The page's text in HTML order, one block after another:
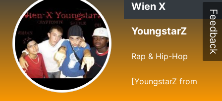
Wien X
YoungstarZ
Rap & Hip-Hop
[YoungstarZ from
Feedback